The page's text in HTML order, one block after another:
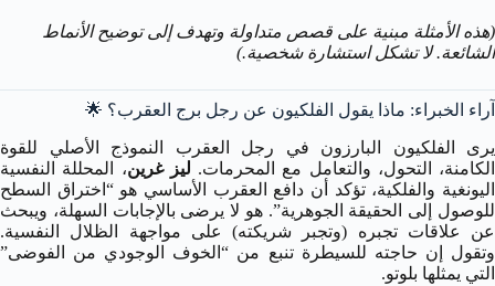
(هذه الأمثلة مبنية على قصص متداولة وتهدف إلى توضيح الأنماط
الشائعة. لا تشكل استشارة شخصية.)
آراء الخبراء: ماذا يقول الفلكيون عن رجل برج العقرب؟ 🌟
يرى الفلكيون البارزون في رجل العقرب النموذج الأصلي للقوة
الكامنة، التحول، والتعامل مع المحرمات. ليز غرين، المحللة النفسية
اليونغية والفلكية، تؤكد أن دافع العقرب الأساسي هو “اختراق السطح
للوصول إلى الحقيقة الجوهرية”. هو لا يرضى بالإجابات السهلة، ويبحث
عن علاقات تجبره (وتجبر شريكته) على مواجهة الظلال النفسية.
وتقول إن حاجته للسيطرة تنبع من “الخوف الوجودي من الفوضى”
التي يمثلها بلوتو.